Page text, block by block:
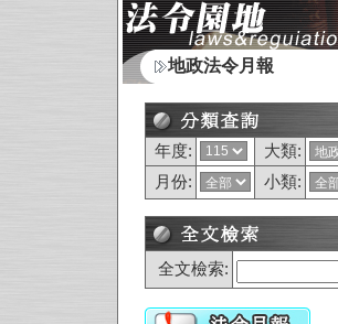
地政法
年度:
大類:
月份:
小類:
全文檢索: